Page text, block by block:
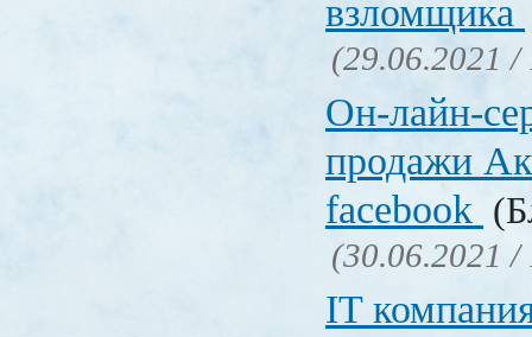
взломщика
(29.06.2021 /
Он-лайн-
продажи
facebook
(30.06.2021 /
IT